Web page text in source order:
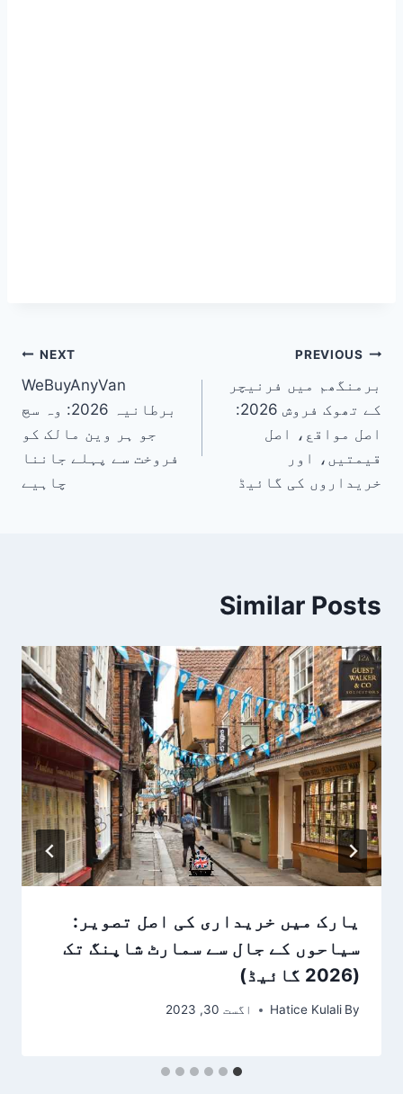
پوسٹوں
کی
نیویگیشن
PREVIOUS
برمنگھم میں فرنیچر
کے تھوک فروش 2026:
اصل مواقع، اصل
قیمتیں، اور
خریداروں کی گائیڈ
NEXT
WeBuyAnyVan
برطانیہ 2026: وہ سچ
جو ہر وین مالک کو
فروخت سے پہلے جاننا
چاہیے
Similar Posts
یارک میں خریداری کی اصل تصویر:
سیاحوں کے جال سے سمارٹ شاپنگ تک
(2026 گائیڈ)
By
Hatice Kulali اگست 30, 2023